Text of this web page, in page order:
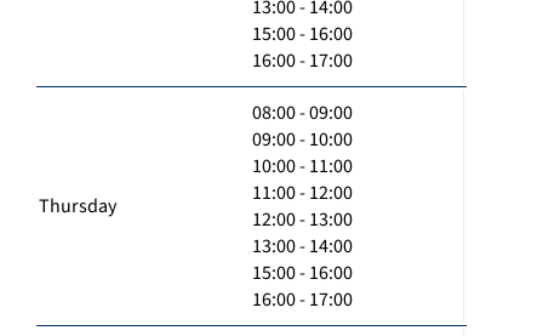
13:00 - 14:00
15:00 - 16:00
16:00 - 17:00
Thursday
08:00 - 09:00
09:00 - 10:00
10:00 - 11:00
11:00 - 12:00
12:00 - 13:00
13:00 - 14:00
15:00 - 16:00
16:00 - 17:00